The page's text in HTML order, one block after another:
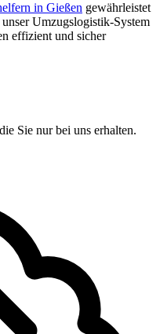
in Gießen gewährleistet
Umzugslogistik-System
effizient und sicher
Sie nur bei uns erhalten.